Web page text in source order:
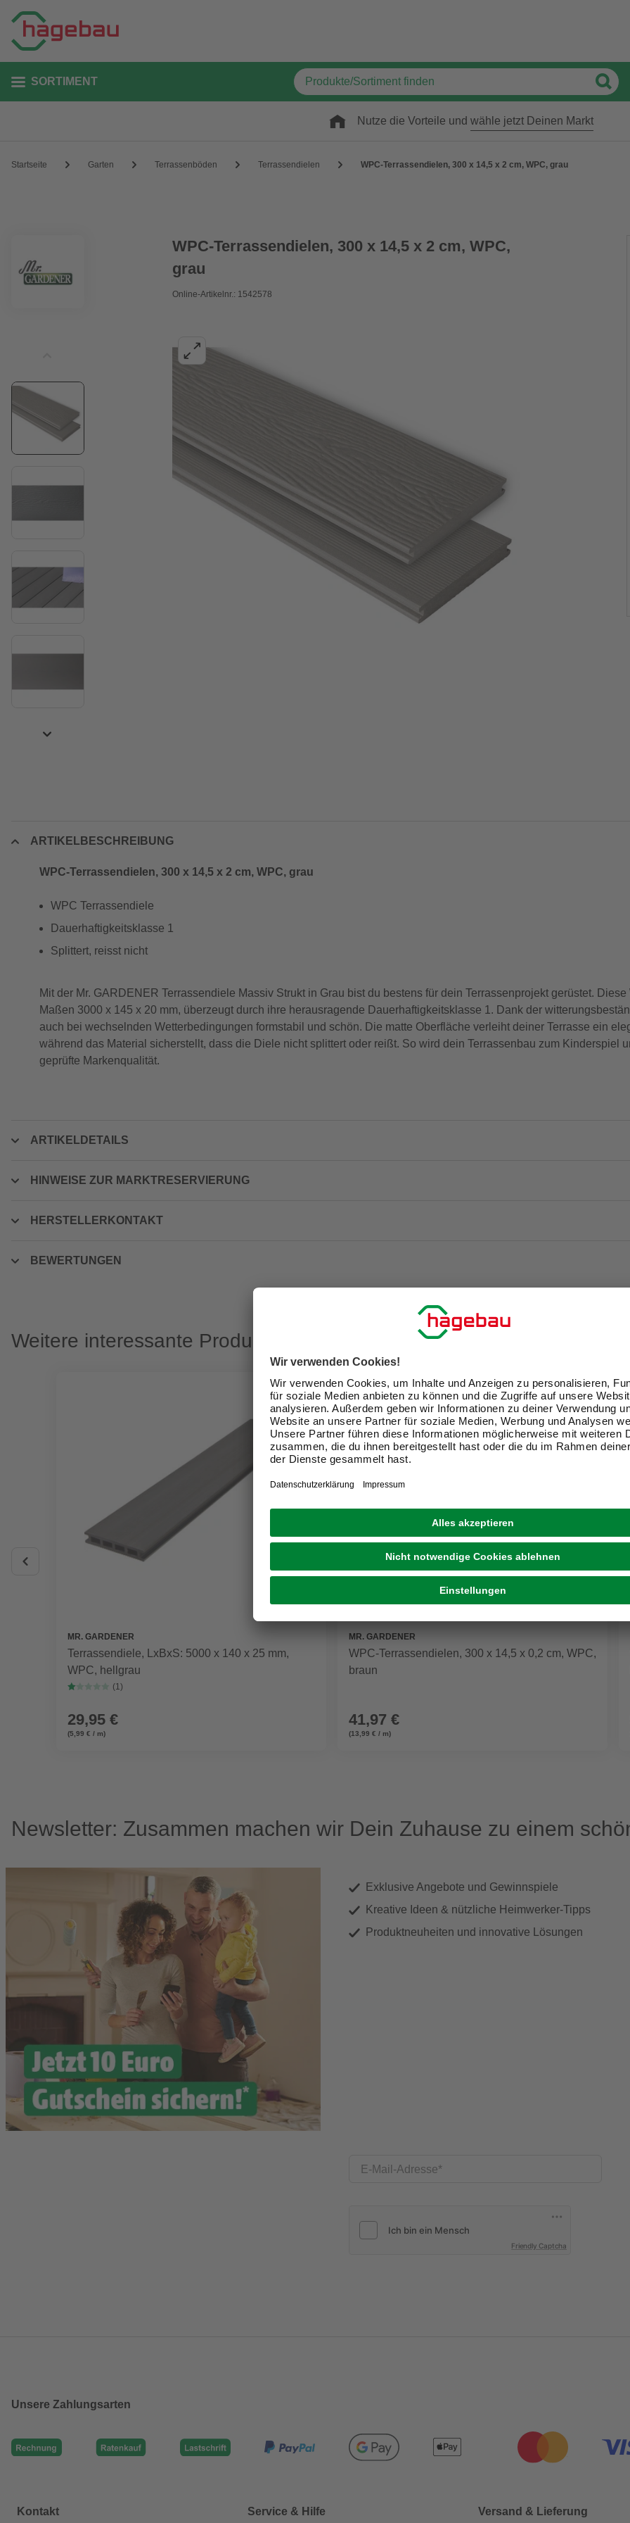
SORTIMENT
Nutze die Vorteile und wähle jetzt Deinen Markt
Startseite Garten Terrassenböden Terrassendielen WPC-Terrassendielen, 300 x 14,5 x 2 cm, WPC, grau
WPC-Terrassendielen, 300 x 14,5 x 2 cm, WPC,
grau
Online-Artikelnr.: 1542578
ARTIKELBESCHREIBUNG
WPC-Terrassendielen, 300 x 14,5 x 2 cm, WPC, grau
WPC Terrassendiele
Dauerhaftigkeitsklasse 1
Splittert, reisst nicht
Mit der Mr. GARDENER Terrassendiele Massiv Strukt in Grau bist du bestens für dein Terrassenprojekt gerüstet.
Maßen 3000 x 145 x 20 mm, überzeugt durch ihre herausragende Dauerhaftigkeitsklasse 1. Dank der
auch bei wechselnden Wetterbedingungen formstabil und schön. Die matte Oberfläche verleiht deiner Terrasse ein
während das Material sicherstellt, dass die Diele nicht splittert oder reißt. So wird dein Terrassenbau zum Kinderspiel
geprüfte Markenqualität.
ARTIKELDETAILS
HINWEISE ZUR MARKTRESERVIERUNG
HERSTELLERKONTAKT
BEWERTUNGEN
Weitere interessante Produkte
MR. GARDENER
Terrassendiele, LxBxS: 5000 x 140 x 25 mm,
WPC, hellgrau
(1)
29,95 €
(5,99 € / m)
MR. GARDENER
WPC-Terrassendielen, 300 x 14,5 x 0,2 cm, WPC,
braun
41,97 €
(13,99 € / m)
Newsletter: Zusammen machen wir Dein Zuhause zu einem
Exklusive Angebote und Gewinnspiele
Kreative Ideen & nützliche Heimwerker-Tipps
Produktneuheiten und innovative Lösungen
E-Mail-Adresse
Friendly Captcha
Unsere Zahlungsarten
Kontakt Service & Hilfe Versand & Lieferung